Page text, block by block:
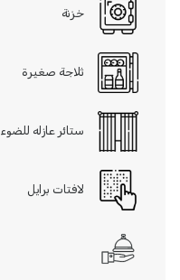
خزنة
ثلاجة صغيرة
ستائر عازله للضوء
لافتات برايل